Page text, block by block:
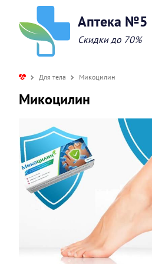
Аптека №5
Скидки до 70%
Для тела Микоцилин
Микоцилин